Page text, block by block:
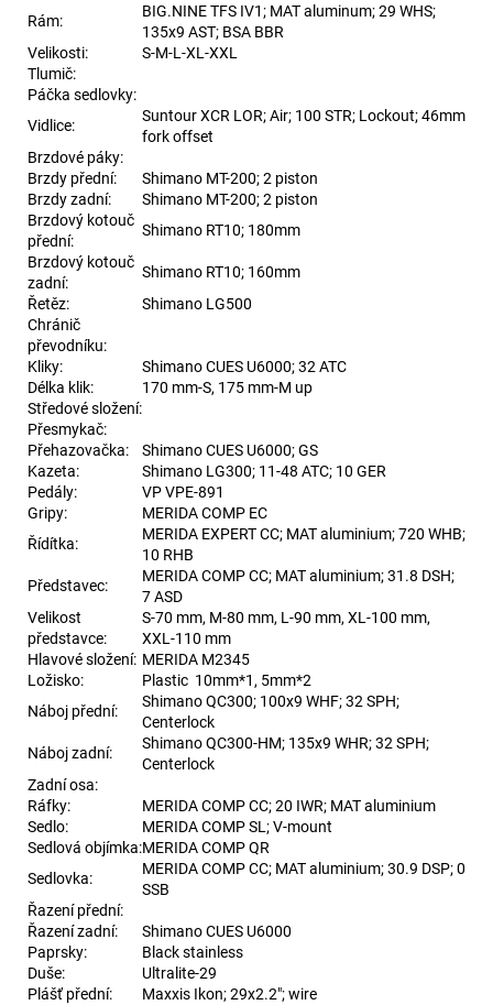
Rám:
BIG.NINE TFS IV1; MAT aluminum; 29 WHS;
135x9 AST; BSA BBR
Velikosti:
S-M-L-XL-XXL
Tlumič:
Páčka sedlovky:
Vidlice:
Suntour XCR LOR; Air; 100 STR; Lockout; 46mm
fork offset
Brzdové páky:
Brzdy přední:
Shimano MT-200; 2 piston
Brzdy zadní:
Shimano MT-200; 2 piston
Brzdový kotouč
přední:
Shimano RT10; 180mm
Brzdový kotouč
zadní:
Shimano RT10; 160mm
Řetěz:
Shimano LG500
Chránič
převodníku:
Kliky:
Shimano CUES U6000; 32 ATC
Délka klik:
170 mm-S, 175 mm-M up
Středové složení:
Přesmykač:
Přehazovačka:
Shimano CUES U6000; GS
Kazeta:
Shimano LG300; 11-48 ATC; 10 GER
Pedály:
VP VPE-891
Gripy:
MERIDA COMP EC
Řídítka:
MERIDA EXPERT CC; MAT aluminium; 720 WHB;
10 RHB
Představec:
MERIDA COMP CC; MAT aluminium; 31.8 DSH;
7 ASD
Velikost
představce:
S-70 mm, M-80 mm, L-90 mm, XL-100 mm,
XXL-110 mm
Hlavové složení: MERIDA M2345
Ložisko:
Plastic 10mm*1, 5mm*2
Náboj přední:
Shimano QC300; 100x9 WHF; 32 SPH;
Centerlock
Náboj zadní:
Shimano QC300-HM; 135x9 WHR; 32 SPH;
Centerlock
Zadní osa:
Ráfky:
MERIDA COMP CC; 20 IWR; MAT aluminium
Sedlo:
MERIDA COMP SL; V-mount
Sedlová objímka:MERIDA COMP QR
Sedlovka:
MERIDA COMP CC; MAT aluminium; 30.9 DSP; 0
SSB
Řazení přední:
Řazení zadní:
Shimano CUES U6000
Paprsky:
Black stainless
Duše:
Ultralite-29
Plášť přední:
Maxxis Ikon; 29x2.2"; wire